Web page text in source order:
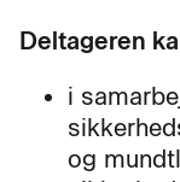
Deltageren
i
og